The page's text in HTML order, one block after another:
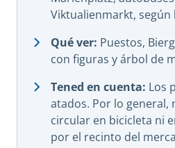
Viktualienmarkt, según
Qué ver: Puestos,
con figuras y árbol de
Tened en cuenta: Los
atados. Por lo general,
circular en bicicleta ni
por el recinto del